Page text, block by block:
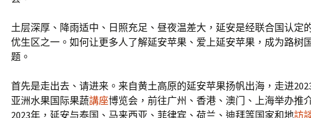
土层深厚、降雨适中、日照充足、昼夜温差大，延安是经联合国认定
优生区之一。如何让更多人了解延安苹果、爱上延安苹果，成为路树
题。
首先是走出去、请进来。来自黄土高原的延安苹果扬帆出海，走进
亚洲水果国际果蔬講座博览会，前往广州、香港、澳门、上海举办
2023年，延安与泰国、马来西亚、菲律宾、荷兰、迪拜等国家和地訪